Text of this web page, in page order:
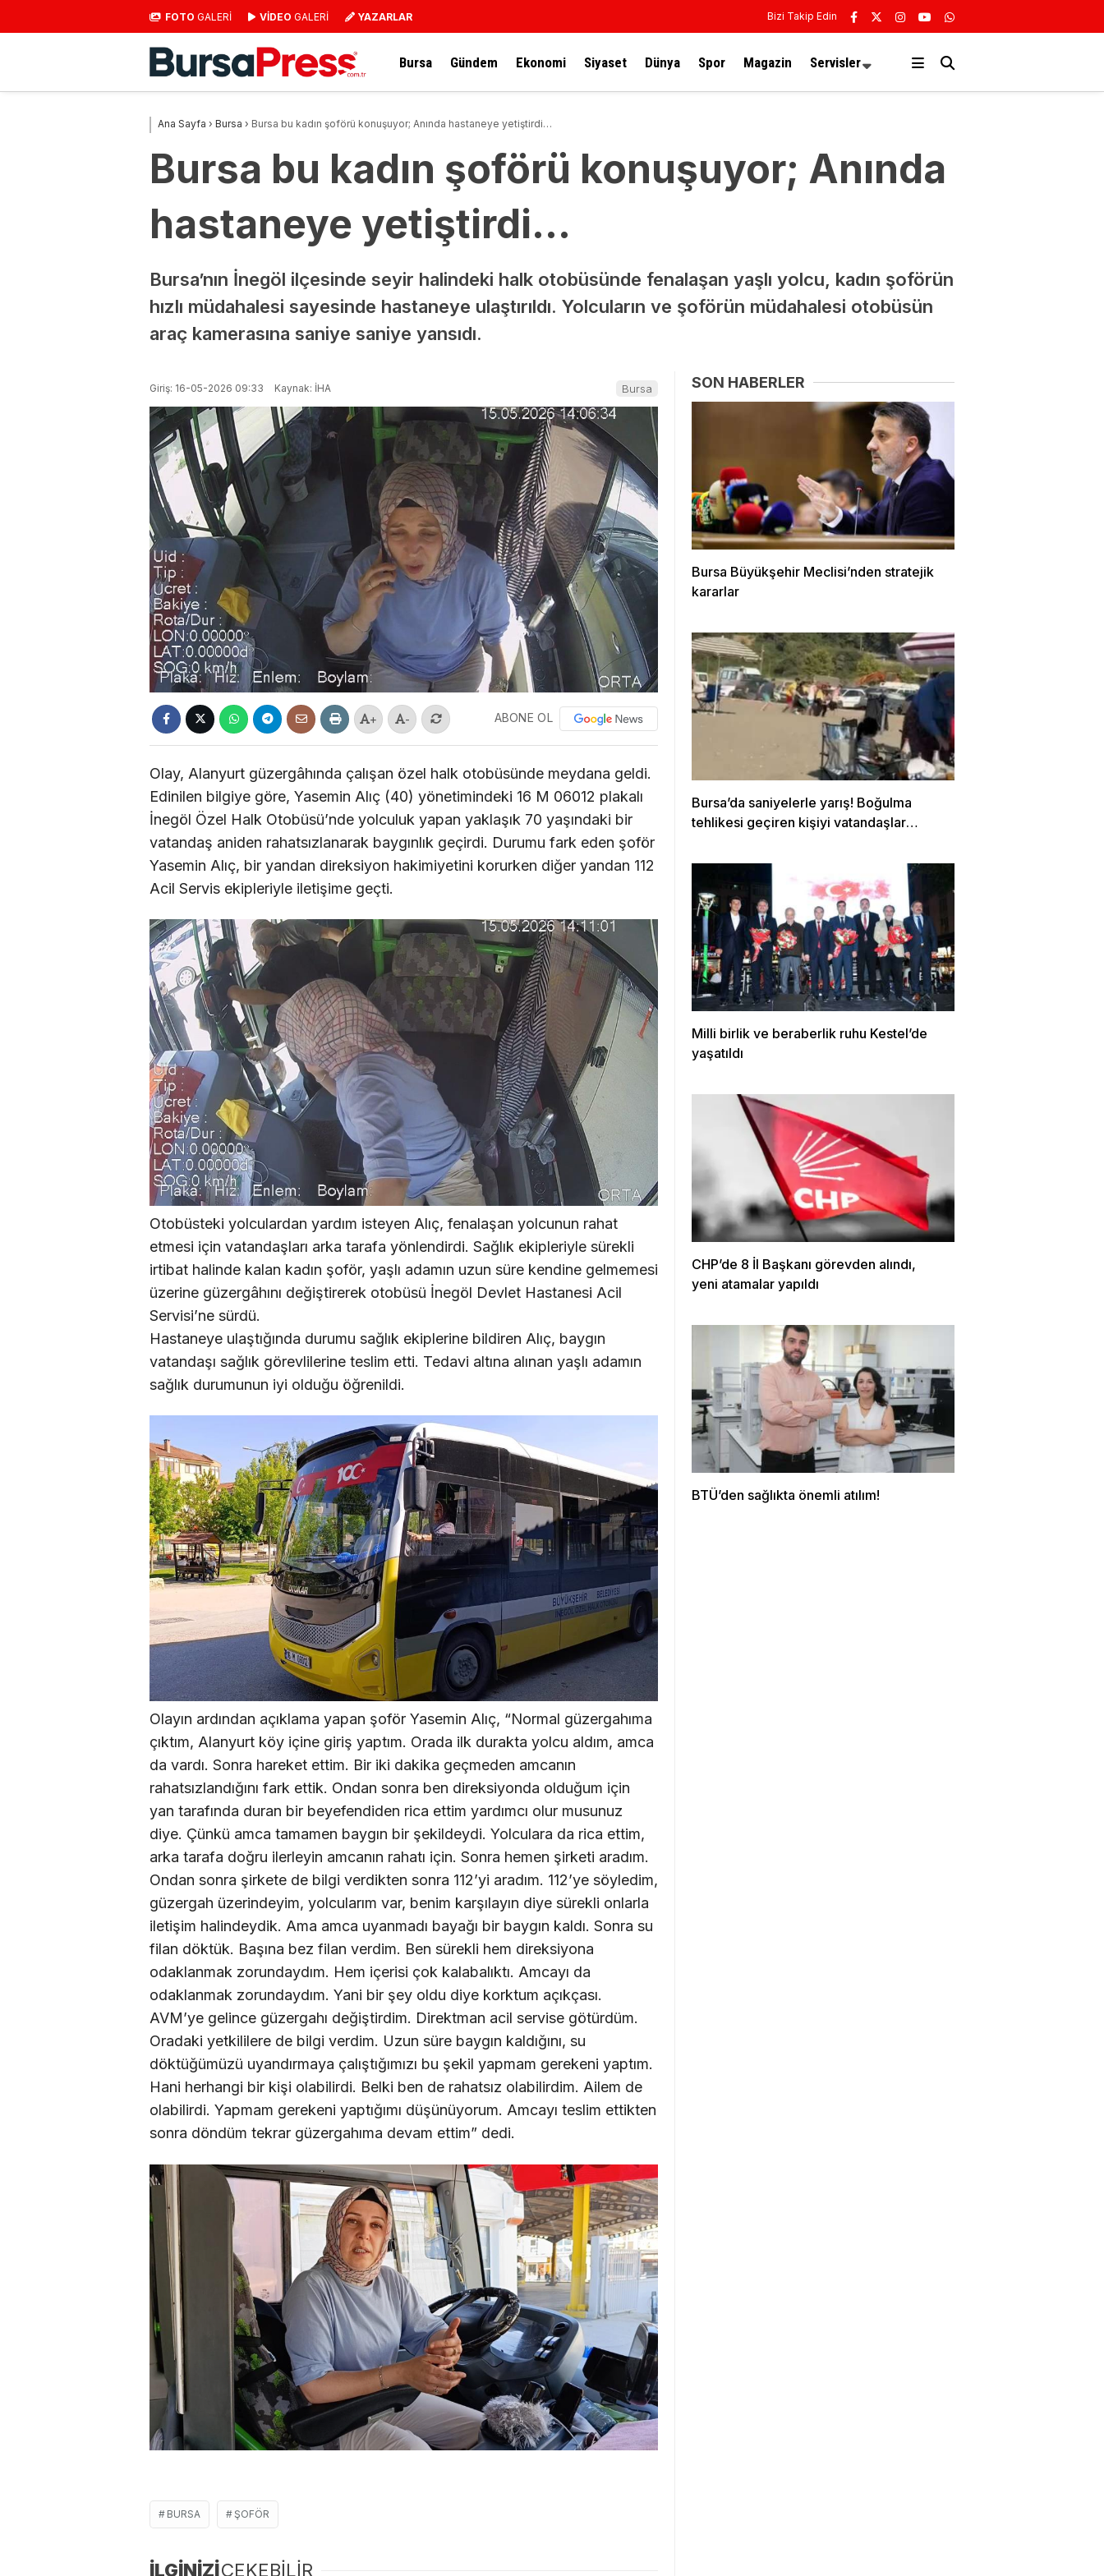
FOTO GALERİ VİDEO GALERİ YAZARLAR Bizi Takip Edin
Bursa Gündem Ekonomi Siyaset Dünya Spor Magazin Servisler
Ana Sayfa › Bursa › Bursa bu kadın şoförü konuşuyor; Anında hastaneye yetiştirdi…
Bursa bu kadın şoförü konuşuyor; Anında
hastaneye yetiştirdi…
Bursa’nın İnegöl ilçesinde seyir halindeki halk otobüsünde fenalaşan yaşlı yolcu, kadın şoförün
hızlı müdahalesi sayesinde hastaneye ulaştırıldı. Yolcuların ve şoförün müdahalesi otobüsün
araç kamerasına saniye saniye yansıdı.
Giriş: 16-05-2026 09:33 Kaynak: İHA Bursa
+ - ABONE OL
Olay, Alanyurt güzergâhında çalışan özel halk otobüsünde meydana geldi.
Edinilen bilgiye göre, Yasemin Alıç (40) yönetimindeki 16 M 06012 plakalı
İnegöl Özel Halk Otobüsü’nde yolculuk yapan yaklaşık 70 yaşındaki bir
vatandaş aniden rahatsızlanarak baygınlık geçirdi. Durumu fark eden şoför
Yasemin Alıç, bir yandan direksiyon hakimiyetini korurken diğer yandan 112
Acil Servis ekipleriyle iletişime geçti.
Otobüsteki yolculardan yardım isteyen Alıç, fenalaşan yolcunun rahat
etmesi için vatandaşları arka tarafa yönlendirdi. Sağlık ekipleriyle sürekli
irtibat halinde kalan kadın şoför, yaşlı adamın uzun süre kendine gelmemesi
üzerine güzergâhını değiştirerek otobüsü İnegöl Devlet Hastanesi Acil
Servisi’ne sürdü.
Hastaneye ulaştığında durumu sağlık ekiplerine bildiren Alıç, baygın
vatandaşı sağlık görevlilerine teslim etti. Tedavi altına alınan yaşlı adamın
sağlık durumunun iyi olduğu öğrenildi.
Olayın ardından açıklama yapan şoför Yasemin Alıç, “Normal güzergahıma
çıktım, Alanyurt köy içine giriş yaptım. Orada ilk durakta yolcu aldım, amca
da vardı. Sonra hareket ettim. Bir iki dakika geçmeden amcanın
rahatsızlandığını fark ettik. Ondan sonra ben direksiyonda olduğum için
yan tarafında duran bir beyefendiden rica ettim yardımcı olur musunuz
diye. Çünkü amca tamamen baygın bir şekildeydi. Yolculara da rica ettim,
arka tarafa doğru ilerleyin amcanın rahatı için. Sonra hemen şirketi aradım.
Ondan sonra şirkete de bilgi verdikten sonra 112’yi aradım. 112’ye söyledim,
güzergah üzerindeyim, yolcularım var, benim karşılayın diye sürekli onlarla
iletişim halindeydik. Ama amca uyanmadı bayağı bir baygın kaldı. Sonra su
filan döktük. Başına bez filan verdim. Ben sürekli hem direksiyona
odaklanmak zorundaydım. Hem içerisi çok kalabalıktı. Amcayı da
odaklanmak zorundaydım. Yani bir şey oldu diye korktum açıkçası.
AVM’ye gelince güzergahı değiştirdim. Direktman acil servise götürdüm.
Oradaki yetkililere de bilgi verdim. Uzun süre baygın kaldığını, su
döktüğümüzü uyandırmaya çalıştığımızı bu şekil yapmam gerekeni yaptım.
Hani herhangi bir kişi olabilirdi. Belki ben de rahatsız olabilirdim. Ailem de
olabilirdi. Yapmam gerekeni yaptığımı düşünüyorum. Amcayı teslim ettikten
sonra döndüm tekrar güzergahıma devam ettim” dedi.
BURSA ŞOFÖR
İLGİNİZİÇEKEBİLİR
SON HABERLER
Bursa Büyükşehir Meclisi’nden stratejik
kararlar
Bursa’da saniyelerle yarış! Boğulma
tehlikesi geçiren kişiyi vatandaşlar
Milli birlik ve beraberlik ruhu Kestel’de
yaşatıldı
CHP’de 8 İl Başkanı görevden alındı,
yeni atamalar yapıldı
BTÜ’den sağlıkta önemli atılım!